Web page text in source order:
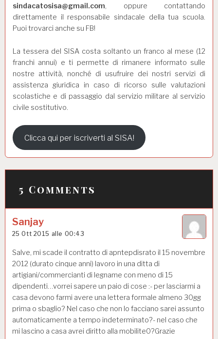
sindacatosisa@gmail.com, oppure contattando
direttamente il responsabile sindacale della tua scuola.
Puoi trovarci anche su FB!
La tessera del SISA costa soltanto un franco al mese (12
franchi annui) e ti permette di rimanere informato sulle
nostre attività, nonché di usufruire dei nostri servizi di
assistenza giuridica in caso di ricorso sulle valutazioni
scolastiche e di passaggio dal servizio militare al servizio
civile sostitutivo.
Clicca qui per iscriverti al SISA!
5 Comments
Sanjay
25 Ott 2015 alle 00:43
Salve, mi scade il contratto di apntepdisrato il 15 novembre
2012 (durato cinque anni) lavoro in una ditta di
artigiani/commercianti di legname con meno di 15
dipendenti…vorrei sapere un paio di cose :- per lasciarmi a
casa devono farmi avere una lettera formale almeno 30gg
prima o sbaglio? Nel caso che non lo facciano sarei assunto
automaticamente a tempo indeterminato?- nel caso che
mi lascino a casa avrei diritto alla mobilite0?Grazie